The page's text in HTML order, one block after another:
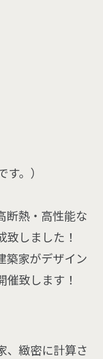
。）
断熱・高性能な
致しました！
築家がデザイン
催致します！
、緻密に計算さ